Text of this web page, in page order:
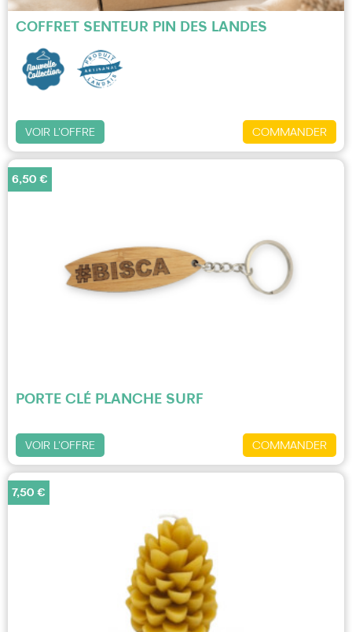
COFFRET SENTEUR PIN DES LANDES
COMMANDER
VOIR L'OFFRE
PORTE CLÉ PLANCHE SURF
COMMANDER
VOIR L'OFFRE
6,50 €
7,50 €